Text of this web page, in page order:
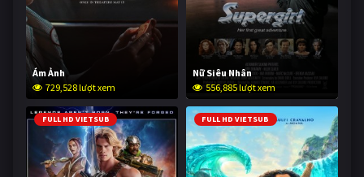
Ám Ảnh
729,528 lượt xem
Nữ Siêu Nhân
556,885 lượt xem
FULL HD VIETSUB FULL HD VIETSUB